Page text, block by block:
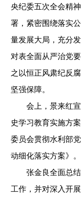
央纪委五次全会精
署，紧密围绕落实
量发展大局，充分
对表全面从严治党
之以恒正风肃纪反
坚强保障。
会上，景来红
史学习教育实施方
委员会贯彻水利部
动细化落实方案》。
张金良全面总
工作，并对深入开